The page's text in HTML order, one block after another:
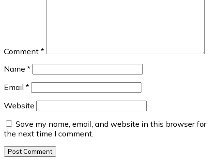
Comment *
Name *
Email *
Website
Save my name, email, and website in this browser for
the next time I comment.